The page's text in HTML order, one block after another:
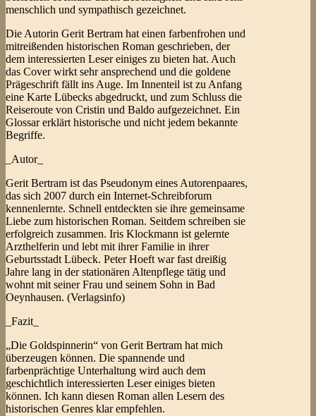
menschlich und sympathisch gezeichnet.
Die Autorin Gerit Bertram hat einen farbenfrohen und
mitreißenden historischen Roman geschrieben, der
dem interessierten Leser einiges zu bieten hat. Auch
das Cover wirkt sehr ansprechend und die goldene
Prägeschrift fällt ins Auge. Im Innenteil ist zu Anfang
eine Karte Lübecks abgedruckt, und zum Schluss die
Reiseroute von Cristin und Baldo aufgezeichnet. Ein
Glossar erklärt historische und nicht jedem bekannte
Begriffe.
_Autor_
Gerit Bertram ist das Pseudonym eines Autorenpaares,
das sich 2007 durch ein Internet-Schreibforum
kennenlernte. Schnell entdeckten sie ihre gemeinsame
Liebe zum historischen Roman. Seitdem schreiben sie
erfolgreich zusammen. Iris Klockmann ist gelernte
Arzthelferin und lebt mit ihrer Familie in ihrer
Geburtsstadt Lübeck. Peter Hoeft war fast dreißig
Jahre lang in der stationären Altenpflege tätig und
wohnt mit seiner Frau und seinem Sohn in Bad
Oeynhausen. (Verlagsinfo)
_Fazit_
„Die Goldspinnerin“ von Gerit Bertram hat mich
überzeugen können. Die spannende und
farbenprächtige Unterhaltung wird auch dem
geschichtlich interessierten Leser einiges bieten
können. Ich kann diesen Roman allen Lesern des
historischen Genres klar empfehlen.